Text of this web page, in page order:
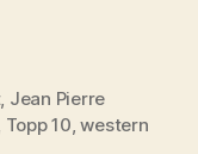
, Jean Pierre
Topp 10,western